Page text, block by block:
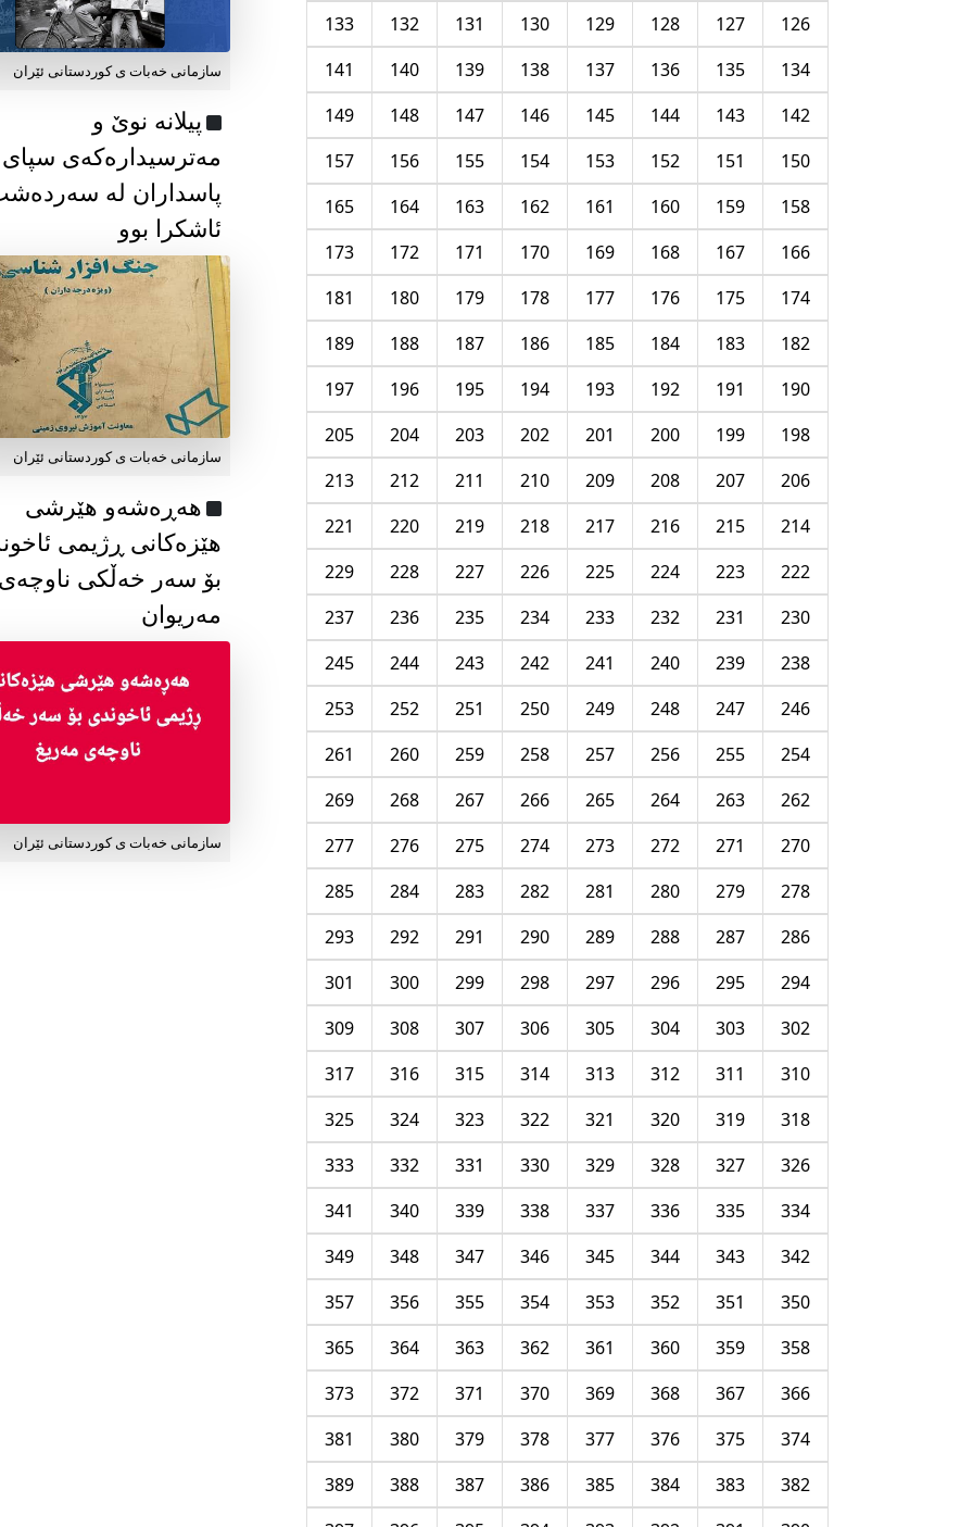
126
127
128
129
130
131
132
133
134
135
136
137
138
139
140
141
142
143
144
145
146
147
148
149
150
151
152
153
154
155
156
157
158
159
160
161
162
163
164
165
166
167
168
169
170
171
172
173
174
175
176
177
178
179
180
181
182
183
184
185
186
187
188
189
190
191
192
193
194
195
196
197
198
199
200
201
202
203
204
205
206
207
208
209
210
211
212
213
214
215
216
217
218
219
220
221
222
223
224
225
226
227
228
229
230
231
232
233
234
235
236
237
238
239
240
241
242
243
244
245
246
247
248
249
250
251
252
253
254
255
256
257
258
259
260
261
262
263
264
265
266
267
268
269
270
271
272
273
274
275
276
277
278
279
280
281
282
283
284
285
286
287
288
289
290
291
292
293
294
295
296
297
298
299
300
301
302
303
304
305
306
307
308
309
310
311
312
313
314
315
316
317
318
319
320
321
322
323
324
325
326
327
328
329
330
331
332
333
334
335
336
337
338
339
340
341
342
343
344
345
346
347
348
349
350
351
352
353
354
355
356
357
358
359
360
361
362
363
364
365
366
367
368
369
370
371
372
373
374
375
376
377
378
379
380
381
382
383
384
385
386
387
388
389
سازمانی خەبات ی كوردستانی ئێران
پیلانە نوێ و
مەترسیدارەکەی سپای
پاسداران لە
ئاشکرا بوو
سازمانی خەبات ی كوردستانی ئێران
هەڕەشەو هێرشی
هێزەکانی ڕژیمی
بۆ سەر خەڵکی
مەریوان
سازمانی خەبات ی کوردستانی ئێران